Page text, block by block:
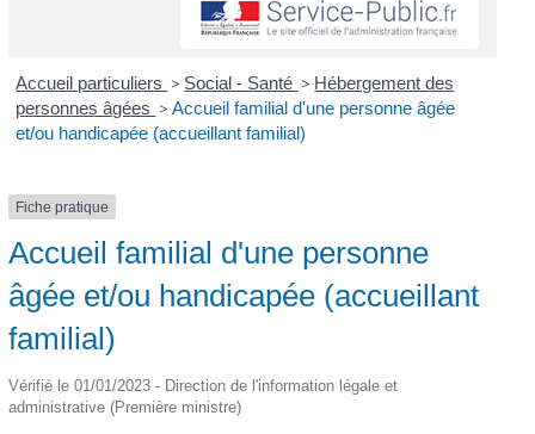
Accueil particuliers > Social - Santé > Hébergement des
personnes âgées > Accueil familial d'une personne âgée
et/ou handicapée (accueillant familial)
Fiche pratique
Accueil familial d'une personne
âgée et/ou handicapée (accueillant
familial)
Vérifié le 01/01/2023 - Direction de l'information légale et
administrative (Première ministre)